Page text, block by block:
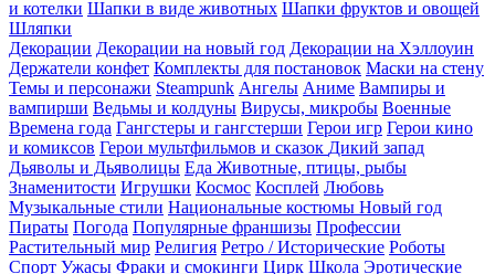
и котелки Шапки в виде животных Шапки фруктов и овощей
Шляпки
Декорации Декорации на новый год Декорации на Хэллоуин
Держатели конфет Комплекты для постановок Маски на стену
Темы и персонажи Steampunk Ангелы Аниме Вампиры и
вампирши Ведьмы и колдуны Вирусы, микробы Военные
Времена года Гангстеры и гангстерши Герои игр Герои кино
и комиксов Герои мультфильмов и сказок Дикий запад
Дьяволы и Дьяволицы Еда Животные, птицы, рыбы
Знаменитости Игрушки Космос Косплей Любовь
Музыкальные стили Национальные костюмы Новый год
Пираты Погода Популярные франшизы Профессии
Растительный мир Религия Ретро / Исторические Роботы
Спорт Ужасы Фраки и смокинги Цирк Школа Эротические